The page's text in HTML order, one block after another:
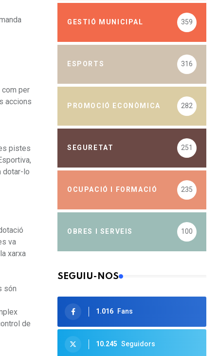
com per
accions
pistes
dotar-lo
va
xarxa
són
de
GESTIÓ MUNICIPAL 359
ESPORTS 316
PROMOCIÓ ECONÒMICA 282
SEGURETAT 251
OCUPACIÓ I FORMACIÓ 235
OBRES I SERVEIS 100
SEGUIU-NOS
1.016 Fans
10.245 Seguidors